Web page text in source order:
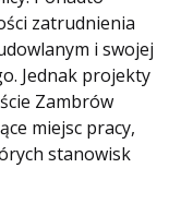
zatrudnienia
i swojej
Jednak projekty
Zambrów
miejsc pracy,
stanowisk